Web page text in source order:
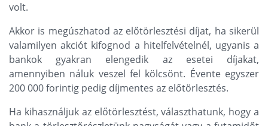
volt.
Akkor is megúszhatod az előtörlesztési díjat, ha sikerül
valamilyen akciót kifognod a hitelfelvételnél, ugyanis a
bankok gyakran elengedik az esetei díjakat,
amennyiben náluk veszel fel kölcsönt. Évente egyszer
200 000 forintig pedig díjmentes az előtörlesztés.
Ha kihasználjuk az előtörlesztést, választhatunk, hogy a